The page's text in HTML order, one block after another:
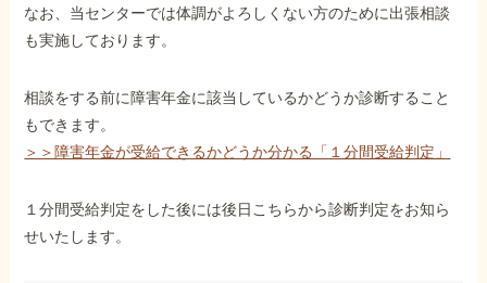
なお、当センターでは体調がよろしくない方のために出張相談
も実施しております。
相談をする前に障害年金に該当しているかどうか診断すること
もできます。
＞＞障害年金が受給できるかどうか分かる「１分間受給判定」
１分間受給判定をした後には後日こちらから診断判定をお知ら
せいたします。